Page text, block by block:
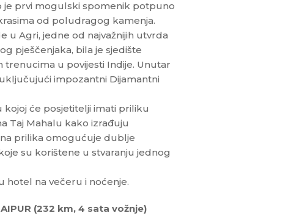
je prvi mogulski spomenik potpuno
od poludragog kamenja.
u Agri, jedne od najvažnijih utvrda
pješčenjaka, bila je sjedište
u povijesti Indije. Unutar
impozantni Dijamantni
će posjetitelji imati priliku
Taj Mahalu kako izrađuju
prilika omogućuje dublje
su korištene u stvaranju jednog
hotel na večeru i noćenje.
(232 km, 4 sata vožnje)